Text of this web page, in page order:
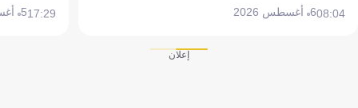
08:046 أغسطس 2026 17:295 أغسطس 2026
إعلان